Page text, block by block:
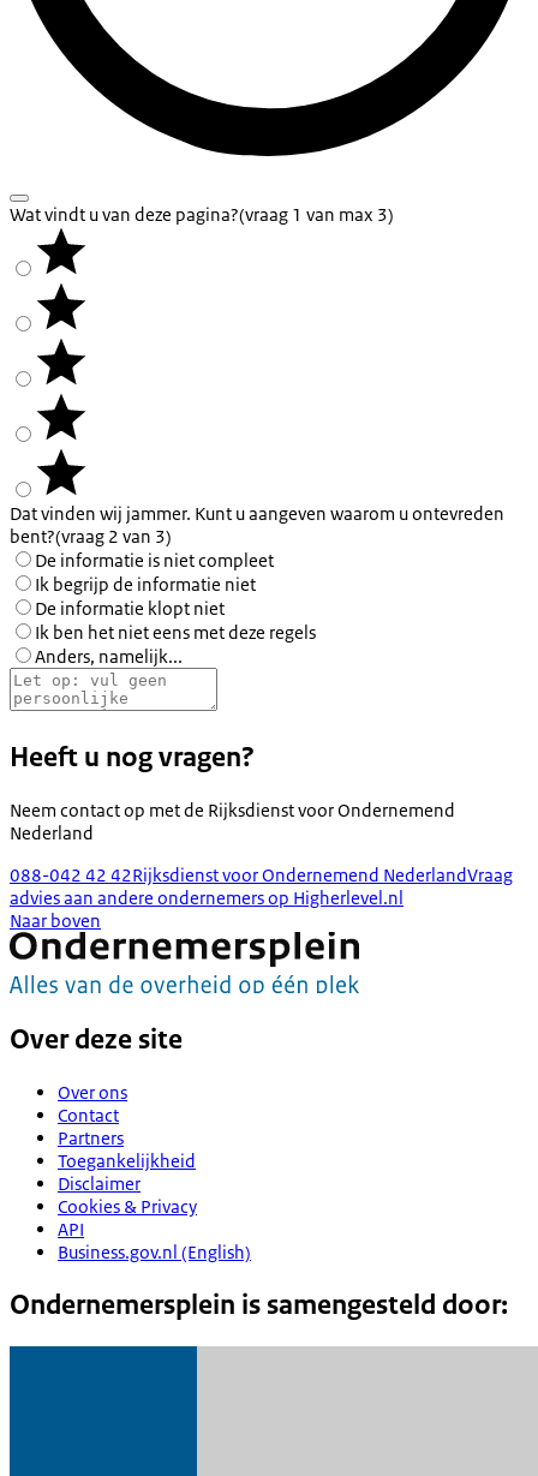
Wat vindt u van deze pagina?(vraag 1 van max 3)
Dat vinden wij jammer. Kunt u aangeven waarom u ontevreden
bent?(vraag 2 van 3)
De informatie is niet compleet
Ik begrijp de informatie niet
De informatie klopt niet
Ik ben het niet eens met deze regels
Anders, namelijk...
Heeft u nog vragen?
Neem contact op met de Rijksdienst voor Ondernemend
Nederland
088-042 42 42Rijksdienst voor Ondernemend NederlandVraag
advies aan andere ondernemers op Higherlevel.nl
Naar boven
Over deze site
Over ons
Contact
Partners
Toegankelijkheid
Disclaimer
Cookies & Privacy
API
Business.gov.nl (English)
Ondernemersplein is samengesteld door: